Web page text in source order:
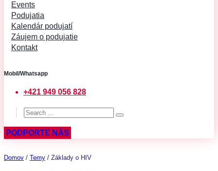
Events
Podujatia
Kalendár podujatí
Záujem o podujatie
Kontakt
Mobil/Whatsapp
+421 949 056 828
PODPORTE NÁS
Domov / Temy / Základy o HIV